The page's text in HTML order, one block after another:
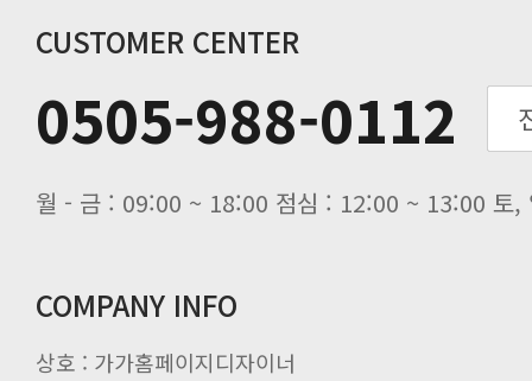
CUSTOMER CENTER
0505-988-0112
월 - 금 : 09:00 ~ 18:00 점심 : 12:00 ~ 13:00 토,
COMPANY INFO
상호 : 가가홈페이지디자이너